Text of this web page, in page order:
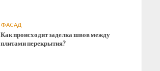
ФАСАД
Как происходит заделка швов между
плитами перекрытия?